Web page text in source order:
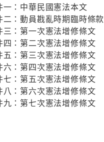
一：中華民國憲法本文
二：動員戡亂時期臨時條款
三：第一次憲法增修條文
四：第二次憲法增修條文
五：第三次憲法增修條文
六：第四次憲法增修條文
七：第五次憲法增修條文
八：第六次憲法增修條文
九：第七次憲法增修條文